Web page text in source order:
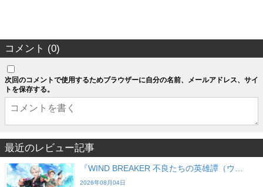
コメント (0)
次回のコメントで使用するためブラウザーに自分の名前、メールアドレス、サイ
トを保存する。
最近のレビュー記事
『WIND BREAKER 不良たちの英雄譚（ウ…
2026年08月04日